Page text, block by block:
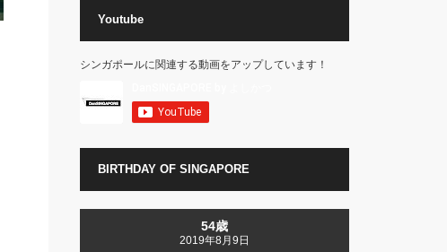
Youtube
シンガポールに関連する動画をアップしています！
BIRTHDAY OF SINGAPORE
54歳
2019年8月9日